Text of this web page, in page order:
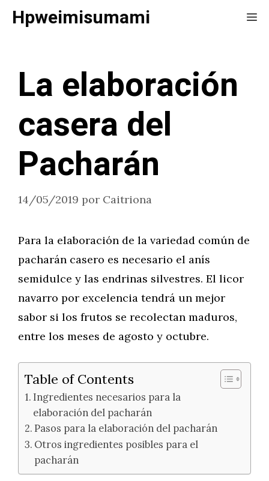
SaltarHpweimisumami
La elaboración
casera del
Pacharán
14/05/2019 por Caitriona
Para la elaboración de la variedad común de
pacharán casero es necesario el anís
semidulce y las endrinas silvestres. El licor
navarro por excelencia tendrá un mejor
sabor si los frutos se recolectan maduros,
entre los meses de agosto y octubre.
Table of Contents
Ingredientes necesarios para la
elaboración del pacharán
Pasos para la elaboración del pacharán
Otros ingredientes posibles para el
pacharán